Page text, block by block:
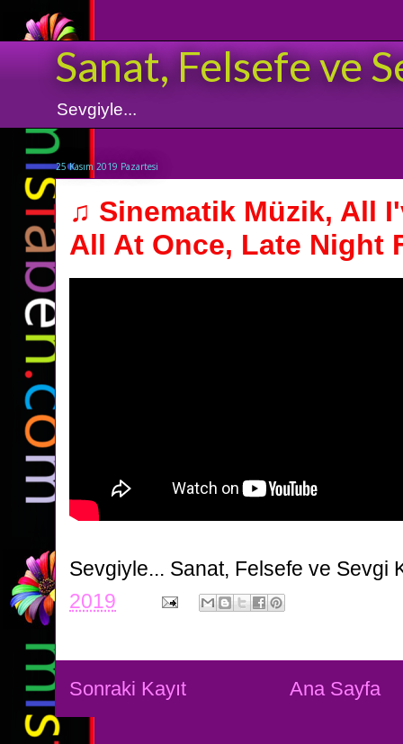
Sanat, Felsefe ve
Sevgiyle...
25 Kasım 2019 Pazartesi
♫ Sinematik Müzik, All
All At Once, Late Night
Sevgiyle... Sanat, Felsefe ve Sevgi
2019
Sonraki Kayıt Ana Sayfa